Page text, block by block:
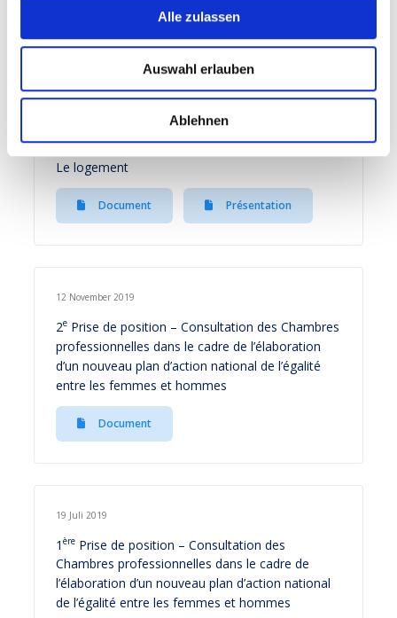
Alle zulassen
Auswahl erlauben
Ablehnen
de climat (2021-2030)
Document
25 Februar 2020
Le logement
Document Présentation
12 November 2019
2e Prise de position – Consultation des Chambres
professionnelles dans le cadre de l’élaboration
d’un nouveau plan d’action national de l’égalité
entre les femmes et hommes
Document
19 Juli 2019
1ère Prise de position – Consultation des
Chambres professionnelles dans le cadre de
l’élaboration d’un nouveau plan d’action national
de l’égalité entre les femmes et hommes